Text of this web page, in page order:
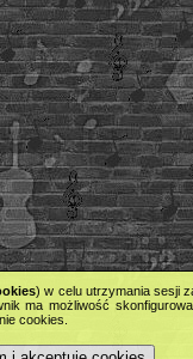
) w celu utrzymania sesji
ma możliwość
cookies.